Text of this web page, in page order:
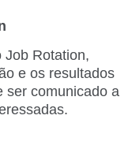
Job Rotation,
e os resultados
ser comunicado a